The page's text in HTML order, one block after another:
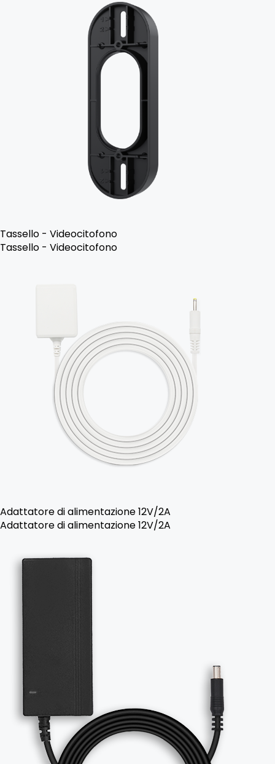
Tassello - Videocitofono
Tassello - Videocitofono
Adattatore di alimentazione 12V/2A
Adattatore di alimentazione 12V/2A